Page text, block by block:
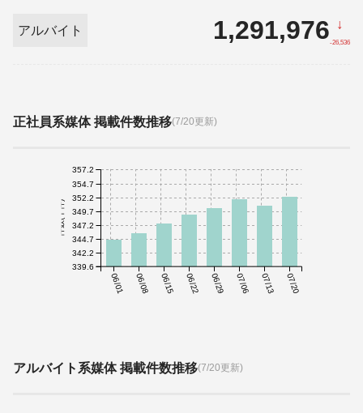
アルバイト 1,291,976 ↓
-26,536
正社員系媒体 掲載件数推移(7/20更新)
06/01 06/08 06/15 06/22 06/29 07/06 07/13 07/20
件数(千件)
339.6
342.2
344.7
347.2
349.7
352.2
354.7
357.2
アルバイト系媒体 掲載件数推移(7/20更新)